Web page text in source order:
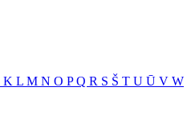
K L M N O PQ R S Š T U Ū V W